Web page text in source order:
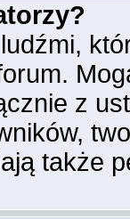
z
także